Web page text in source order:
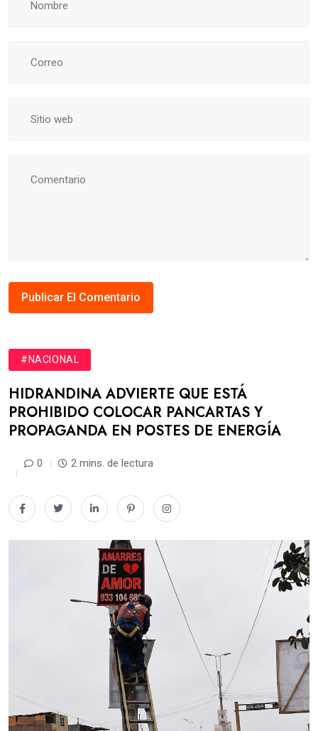
#NACIONAL
HIDRANDINA ADVIERTE QUE ESTÁ
PROHIBIDO COLOCAR PANCARTAS Y
PROPAGANDA EN POSTES DE ENERGÍA
0 2 mins. de lectura